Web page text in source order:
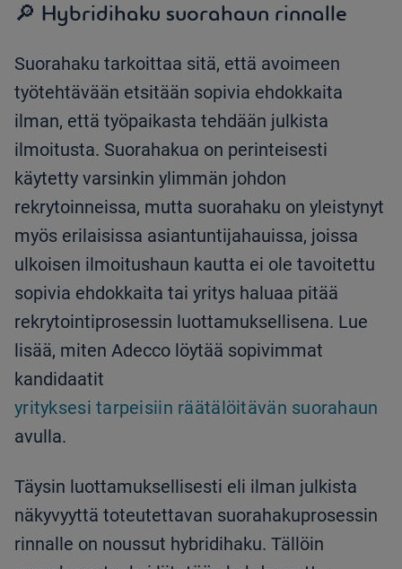
🔎 Hybridihaku suorahaun rinnalle
Suorahaku tarkoittaa sitä, että avoimeen
työtehtävään etsitään sopivia ehdokkaita
ilman, että työpaikasta tehdään julkista
ilmoitusta. Suorahakua on perinteisesti
käytetty varsinkin ylimmän johdon
rekrytoinneissa, mutta suorahaku on yleistynyt
myös erilaisissa asiantuntijahauissa, joissa
ulkoisen ilmoitushaun kautta ei ole tavoitettu
sopivia ehdokkaita tai yritys haluaa pitää
rekrytointiprosessin luottamuksellisena. Lue
lisää, miten Adecco löytää sopivimmat
kandidaatit
yrityksesi tarpeisiin räätälöitävän suorahaun
avulla.
Täysin luottamuksellisesti eli ilman julkista
näkyvyyttä toteutettavan suorahakuprosessin
rinnalle on noussut hybridihaku. Tällöin